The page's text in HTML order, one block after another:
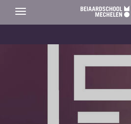
Toggle
navigation